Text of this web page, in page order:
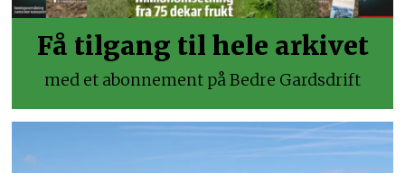
Få tilgang til hele arkivet
med et abonnement på Bedre Gardsdrift